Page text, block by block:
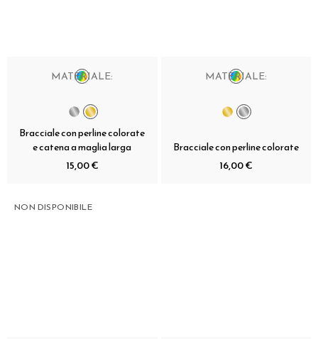
MATERIALE:
Bracciale con perline colorate
e catena a maglia larga
15,00 €
MATERIALE:
Bracciale con perline colorate
16,00 €
NON DISPONIBILE